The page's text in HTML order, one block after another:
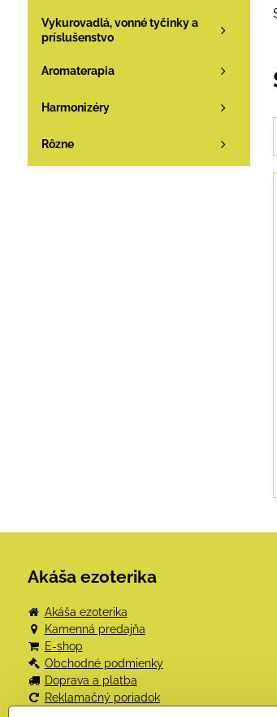
Vykurovadlá, vonné tyčinky a
príslušenstvo
Aromaterapia
Harmonizéry
Rôzne
Akáša ezoterika
Akáša ezoterika
Kamenná predajňa
E-shop
Obchodné podmienky
Doprava a platba
Reklamačný poriadok